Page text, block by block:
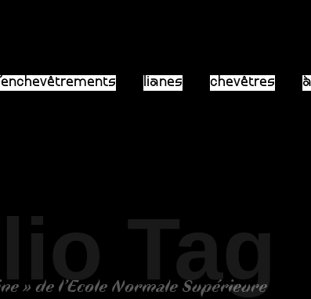
lianes chevêtres
Tag
» de l’Ecole Normale Supérieure